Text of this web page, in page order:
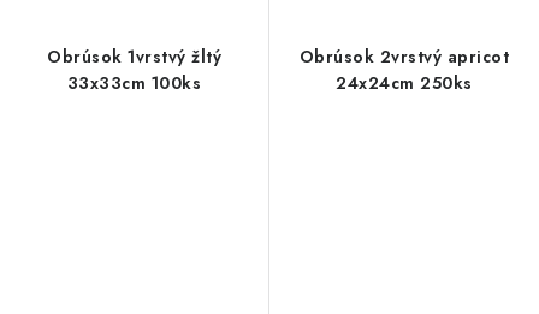
Obrúsok 1vrstvý žltý
33x33cm 100ks
Obrúsok 2vrstvý apricot
24x24cm 250ks